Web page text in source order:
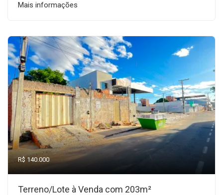
Mais informações
R$ 140.000
Terreno/Lote à Venda com 203m²